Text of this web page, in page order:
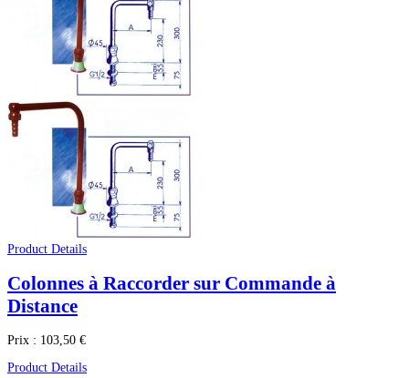
Product Details
Colonnes à Raccorder sur Commande à
Distance
Prix : 103,50 €
Product Details